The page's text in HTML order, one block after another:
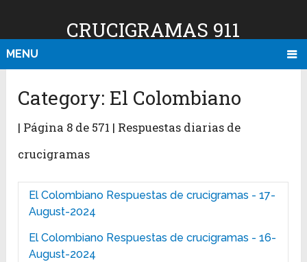
CRUCIGRAMAS 911
MENU
Category: El Colombiano
| Página 8 de 571 | Respuestas diarias de
crucigramas
El Colombiano Respuestas de crucigramas - 17-
August-2024
El Colombiano Respuestas de crucigramas - 16-
August-2024